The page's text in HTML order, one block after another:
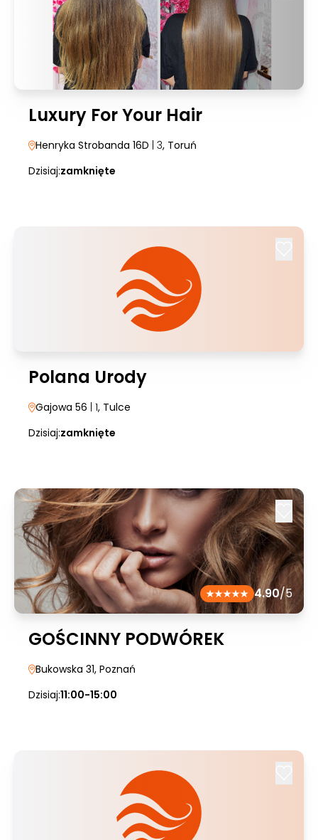
Luxury For Your Hair
Henryka Strobanda 16D | 3, Toruń
Dzisiaj:zamknięte
Polana Urody
Gajowa 56 | 1, Tulce
Dzisiaj:zamknięte
4.90/5
GOŚCINNY PODWÓREK
Bukowska 31, Poznań
Dzisiaj:11:00-15:00